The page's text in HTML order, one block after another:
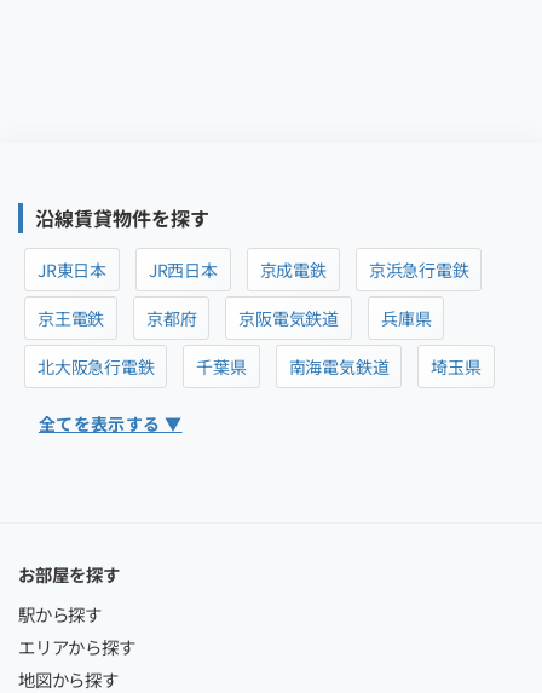
沿線賃貸物件を探す
JR東日本 JR西日本 京成電鉄
京浜急行電鉄
京王電鉄
京都府 京阪電気鉄道
兵庫県
北大阪急行電鉄
千葉県 南海電気鉄道 埼玉県
全てを表示する ▼
お部屋を探す
駅から探す
エリアから探す
地図から探す